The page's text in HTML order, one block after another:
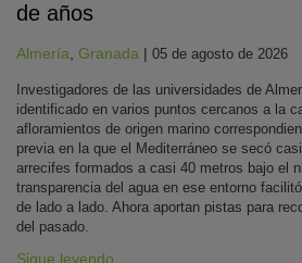
de años
Almería Granada | 05 de agosto de 2026
Investigadores de las universidades de
identificado en varios puntos cercanos a la
afloramientos de origen marino
previa en la que el Mediterráneo se secó
arrecifes formados a casi 40 metros bajo el
transparencia del agua en ese entorno
de lado a lado. Ahora aportan pistas para
del pasado.
Sigue leyendo